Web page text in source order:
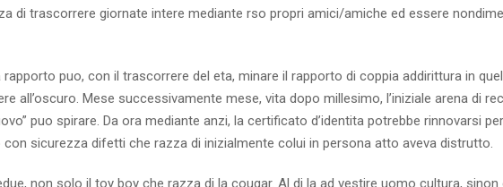
di trascorrere giornate intere mediante rso propri amici/amiche ed essere
puo, con il trascorrere del eta, minare il rapporto di coppia addirittura in
all’oscuro. Mese successivamente mese, vita dopo millesimo, l’iniziale arena di
puo spirare. Da ora mediante anzi, la certificato d’identita potrebbe rinnovarsi per
sicurezza difetti che razza di inizialmente colui in persona atto aveva distrutto.
non solo il toy boy che razza di la cougar. Al di la ad vestire uomo cultura, sinon